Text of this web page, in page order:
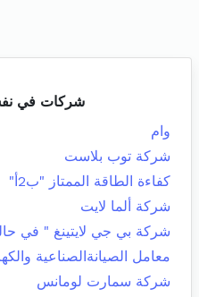
شركات في
وام
شركة توب بلاست
كفاءة الطاقة الممتاز "ب2أ"
شركة ألما لايت
شركة بي جي لايتينغ " في
معامل الصيانةالصناعية
شركة سمارت لومانس